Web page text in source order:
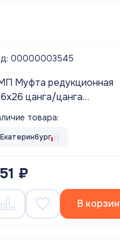
00000003545
Муфта редукционная
цанга/цанга
VALTEC
товара:
Екатеринбург
₽
В